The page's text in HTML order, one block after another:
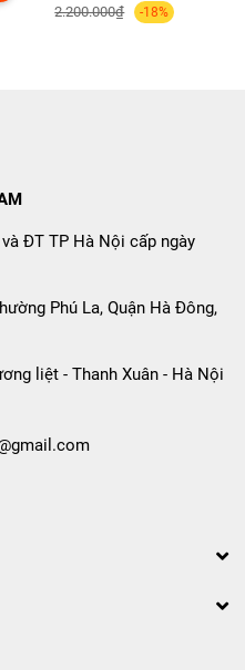
2.200.000₫ -18%
ĐT TP Hà Nội cấp ngày
Phú La, Quận Hà Đông,
liệt - Thanh Xuân - Hà Nội